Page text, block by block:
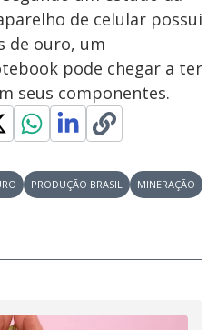
de celular possui
de ouro, um
pode chegar a ter
seus componentes.
PRODUÇÃO BRASIL MINERAÇÃO